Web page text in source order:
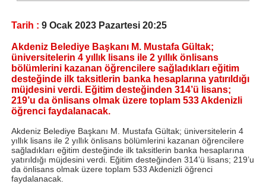
Tarih : 9 Ocak 2023 Pazartesi 20:25
Akdeniz Belediye Başkanı M. Mustafa Gültak;
üniversitelerin 4 yıllık lisans ile 2 yıllık önlisans
bölümlerini kazanan öğrencilere sağladıkları eğitim
desteğinde ilk taksitlerin banka hesaplarına yatırıldığı
müjdesini verdi. Eğitim desteğinden 314’ü lisans;
219’u da önlisans olmak üzere toplam 533 Akdenizli
öğrenci faydalanacak.
Akdeniz Belediye Başkanı M. Mustafa Gültak; üniversitelerin 4
yıllık lisans ile 2 yıllık önlisans bölümlerini kazanan öğrencilere
sağladıkları eğitim desteğinde ilk taksitlerin banka hesaplarına
yatırıldığı müjdesini verdi. Eğitim desteğinden 314’ü lisans; 219’u
da önlisans olmak üzere toplam 533 Akdenizli öğrenci
faydalanacak.